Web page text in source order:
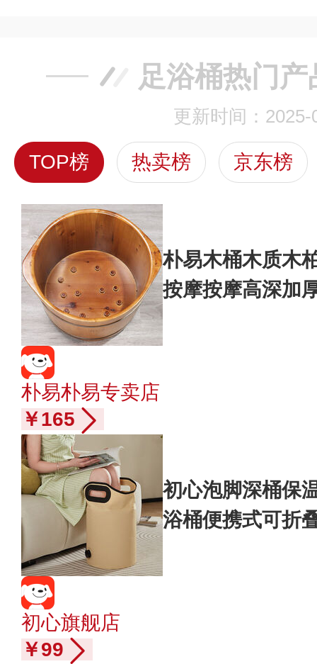
足浴桶热门产
更新时间：2025-
TOP榜 热卖榜 京东榜
朴易木桶木质木
按摩按摩高深加
朴易朴易专卖店
￥165
初心泡脚深桶保
浴桶便携式可折
初心旗舰店
￥99